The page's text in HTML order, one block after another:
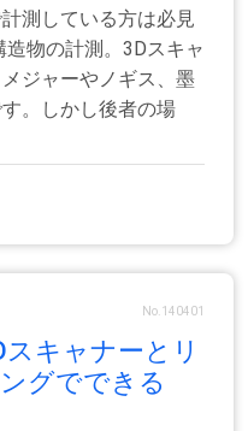
測している方は必見
物の計測。3Dスキャ
ジャーやノギス、墨
。しかし後者の場
No.140401
キャナーとリ
グでできる